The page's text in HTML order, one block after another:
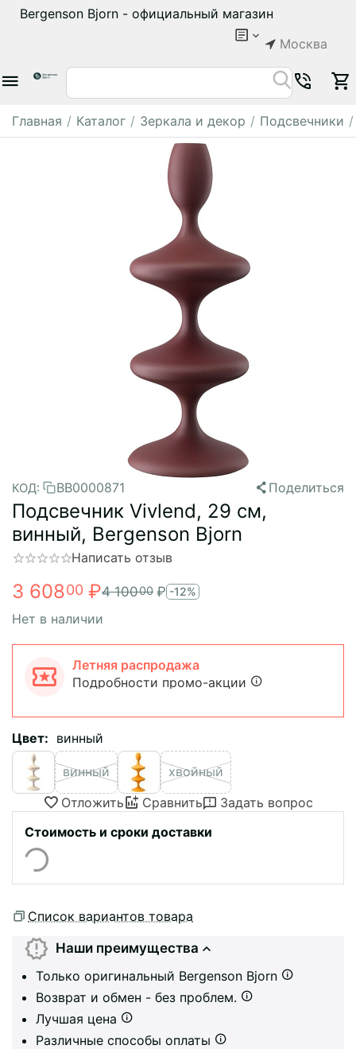
Bergenson Bjorn - официальный магазин
Москва
Главная / Каталог / Зеркала и декор / Подсвечники /
КОД: BB0000871 Поделиться
Подсвечник Vivlend, 29 см,
винный, Bergenson Bjorn
Написать отзыв
3 60800 ₽4 10000 ₽ -12%
Нет в наличии
Летняя распродажа
Подробности промо-акции
Цвет: винный
винный
хвойный
Отложить
Сравнить
Задать вопрос
Стоимость и сроки доставки
Список вариантов товара
Наши преимущества
Только оригинальный Bergenson Bjorn
Возврат и обмен - без проблем.
Лучшая цена
Различные способы оплаты